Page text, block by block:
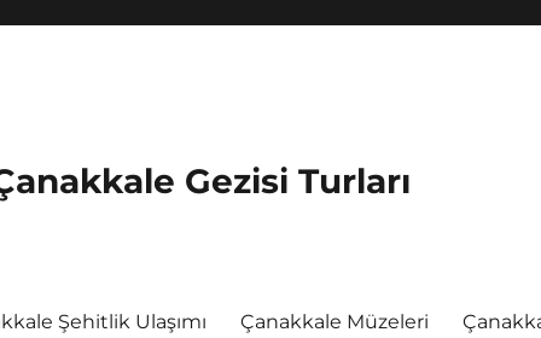
Gezisi Turları
Şehitlik Ulaşımı Çanakkale Müzeleri